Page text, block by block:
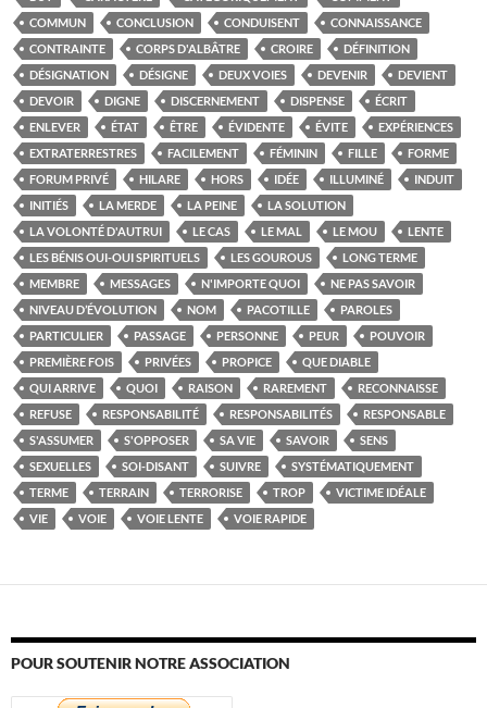
COMMUN
CONCLUSION CONDUISENT
CONNAISSANCE
CONTRAINTE
CORPS D'ALBÂTRE CROIRE
DÉFINITION
DÉSIGNATION
DÉSIGNE DEUX VOIES DEVENIR
DEVIENT
DEVOIR
DIGNE DISCERNEMENT DISPENSE
ÉCRIT
ENLEVER
ÉTAT ÊTRE ÉVIDENTE ÉVITE
EXPÉRIENCES
EXTRATERRESTRES
FACILEMENT FÉMININ FILLE
FORME
FORUM PRIVÉ
HILARE HORS IDÉE ILLUMINÉ
INDUIT
INITIÉS
LA MERDE LA PEINE
LA SOLUTION
LA VOLONTÉ D'AUTRUI
LE CAS LE MAL LE MOU
LENTE
LES BÉNIS OUI-OUI SPIRITUELS
LES GOUROUS
LONG TERME
MEMBRE
MESSAGES N'IMPORTE QUOI
NE PAS SAVOIR
NIVEAU D’ÉVOLUTION
NOM PACOTILLE
PAROLES
PARTICULIER
PASSAGE PERSONNE PEUR
POUVOIR
PREMIÈRE FOIS
PRIVÉES PROPICE
QUE DIABLE
QUI ARRIVE
QUOI RAISON RAREMENT
RECONNAISSE
REFUSE
RESPONSABILITÉ RESPONSABILITÉS
RESPONSABLE
S'ASSUMER
S'OPPOSER SA VIE SAVOIR
SENS
SEXUELLES
SOI-DISANT SUIVRE
SYSTÉMATIQUEMENT
TERME
TERRAIN TERRORISE TROP
VICTIME IDÉALE
VIE
VOIE VOIE LENTE VOIE RAPIDE
POUR SOUTENIR NOTRE ASSOCIATION